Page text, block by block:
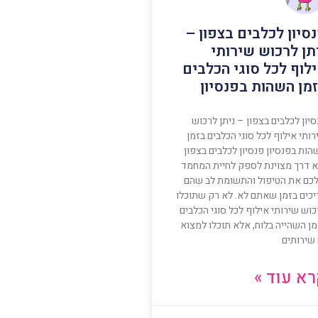
לכלבים בצפון –
לרכוש שירותי
לכל סוגי הכלבים
השהות בפנסיון
לכלבים בצפון – ניתן לרכוש
אילוף לכל סוגי הכלבים בזמן
בפנסיון פנסיון לכלבים בצפון
דרך מצוינת לספק לחיית המחמד
את הטיפול והתשומת לב שהם
בזמן שאתם לא. לא רק שתוכלו
שירותי אילוף לכל סוגי הכלבים
השהייה בלוח, אלא תוכלו למצוא
שירותים
עוד »